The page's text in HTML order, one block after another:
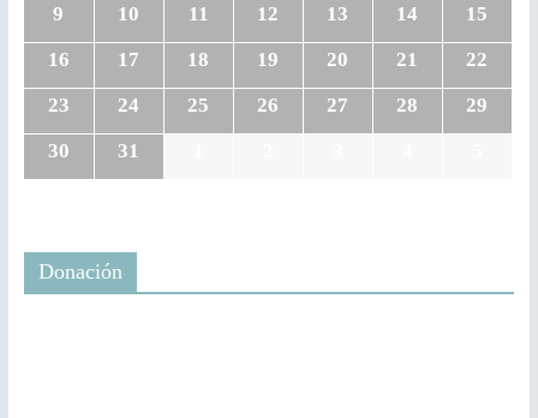
9
10 11 12 13 14
15
16
17 18 19 20 21
22
23
24 25 26 27 28
29
30
31
Donación